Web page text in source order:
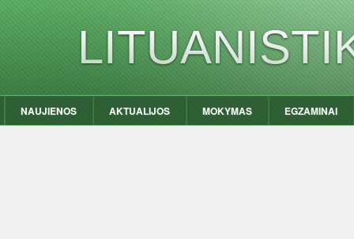
NAUJIENOS AKTUALIJOS MOKYMAS EGZAMINAI